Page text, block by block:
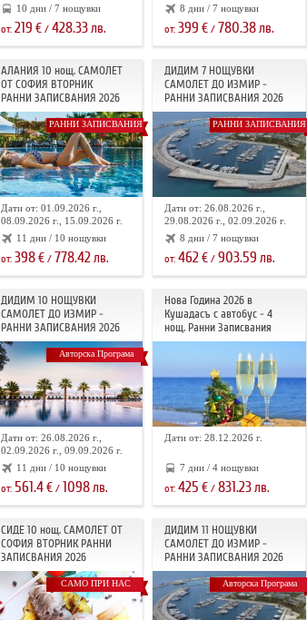
10 дни / 7 нощувки
от: 219 €/ 428.33лв.
8 дни / 7 нощувки
от: 399 €/ 780.38лв.
АЛАНИЯ 10 нощ. САМОЛЕТ
ОТ СОФИЯ ВТОРНИК
РАННИ ЗАПИСВАНИЯ 2026
РАННИ ЗАПИСВАНИЯ
Дати от: 01.09.2026 г.,
08.09.2026 г., 15.09.2026 г.
11 дни / 10 нощувки
от: 398€/ 778.42лв.
ДИДИМ 7 НОЩУВКИ
САМОЛЕТ ДО ИЗМИР -
РАННИ ЗАПИСВАНИЯ 2026
РАННИ ЗАПИСВАНИЯ
Дати от: 26.08.2026 г.,
29.08.2026 г., 02.09.2026 г.
8 дни / 7 нощувки
от: 462€/ 903.59 лв.
ДИДИМ 10 НОЩУВКИ
САМОЛЕТ ДО ИЗМИР -
РАННИ ЗАПИСВАНИЯ 2026
Авторска Програма
Дати от: 26.08.2026 г.,
02.09.2026 г., 09.09.2026 г.
11 дни / 10 нощувки
от: 561.4€/ 1098лв.
Нова Година 2026 в
Кушадасъ с автобус - 4
нощ. Ранни Записвания
Дати от: 28.12.2026 г.
7 дни / 4 нощувки
от: 425 €/ 831.23лв.
СИДЕ 10 нощ. САМОЛЕТ ОТ
СОФИЯ ВТОРНИК РАННИ
ЗАПИСВАНИЯ 2026
САМО ПРИ НАС
ДИДИМ 11 НОЩУВКИ
САМОЛЕТ ДО ИЗМИР -
РАННИ ЗАПИСВАНИЯ 2026
Авторска Програма